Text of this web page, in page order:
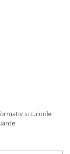
si culorile